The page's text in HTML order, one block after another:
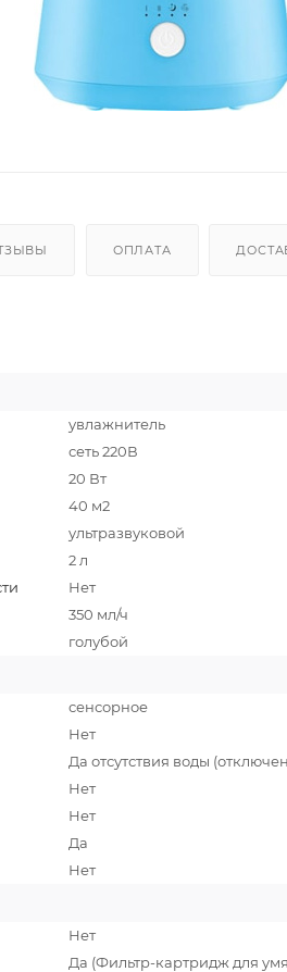
ОПЛАТА
увлажнитель
сеть 220В
20 Вт
40 м2
ультразвуковой
2 л
Нет
350 мл/ч
голубой
сенсорное
Нет
Да отсутствия воды
Нет
Нет
Да
Нет
Нет
Да (Фильтр-картридж для